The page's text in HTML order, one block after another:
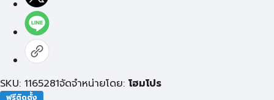
SKU: 1165281จัดจำหน่ายโดย: โฮมโปร
ฟรีติดตั้ง